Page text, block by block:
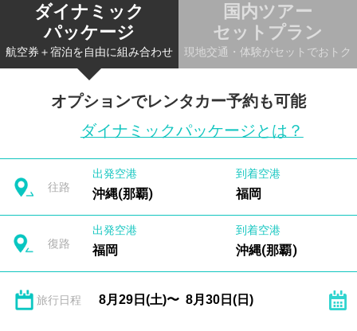
ダイナミック
パッケージ
航空券＋宿泊を自由に組み合わせ
国内ツアー
セットプラン
現地交通・体験がセットでおトク
オプションでレンタカー予約も可能
ダイナミックパッケージとは？
往路
出発空港
沖縄(那覇)
到着空港
福岡
復路
出発空港
福岡
到着空港
沖縄(那覇)
旅行日程